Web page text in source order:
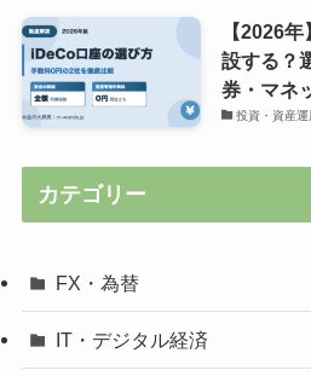
【2026
設する？
券・マネ
投資・資産運
カテゴリー
FX・為替
IT・デジタル経済